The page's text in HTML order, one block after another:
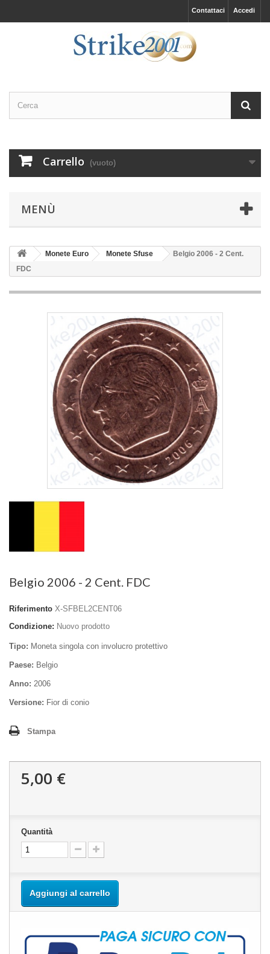
Accedi
Contattaci
Carrello (vuoto)
MENÙ
Monete Euro Monete Sfuse
Belgio 2006 - 2 Cent.
FDC
Belgio 2006 - 2 Cent. FDC
Riferimento X-SFBEL2CENT06
Condizione: Nuovo prodotto
Tipo: Moneta singola con involucro protettivo
Paese: Belgio
Anno: 2006
Versione: Fior di conio
Stampa
5,00 €
Quantità
Aggiungi al carrello